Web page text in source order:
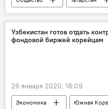
ВУЗ
учеба
Узбекистан готов отдать
фондовой биржей корейцам
26 января 2020, 18:09
Экономика
Южная